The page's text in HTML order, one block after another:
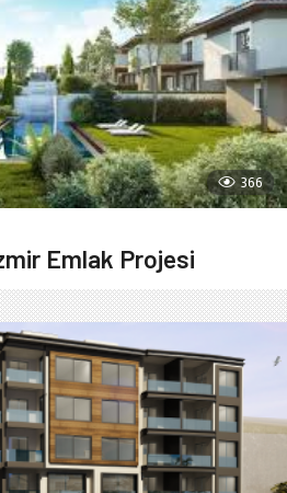
366
Emlak Projesi